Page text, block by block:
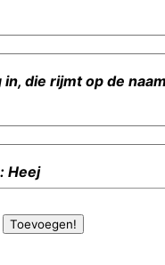
die rijmt op de
Heej